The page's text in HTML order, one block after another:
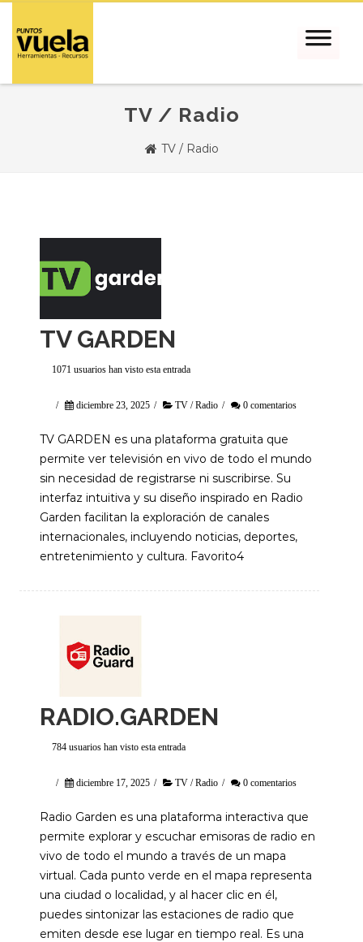
TV / Radio
TV / Radio
TV GARDEN
1071 usuarios han visto esta entrada
/ diciembre 23, 2025 / TV / Radio / 0 comentarios
TV GARDEN es una plataforma gratuita que
permite ver televisión en vivo de todo el mundo
sin necesidad de registrarse ni suscribirse. Su
interfaz intuitiva y su diseño inspirado en Radio
Garden facilitan la exploración de canales
internacionales, incluyendo noticias, deportes,
entretenimiento y cultura. Favorito4
RADIO.GARDEN
784 usuarios han visto esta entrada
/ diciembre 17, 2025 / TV / Radio / 0 comentarios
Radio Garden es una plataforma interactiva que
permite explorar y escuchar emisoras de radio en
vivo de todo el mundo a través de un mapa
virtual. Cada punto verde en el mapa representa
una ciudad o localidad, y al hacer clic en él,
puedes sintonizar las estaciones de radio que
emiten desde ese lugar en tiempo real. Es una